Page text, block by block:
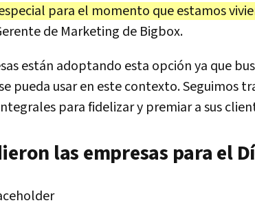
para el momento que estamos
de Marketing de Bigbox.
están adoptando esta opción ya que
pueda usar en este contexto. Seguimos
para fidelizar y premiar a sus
las empresas para el